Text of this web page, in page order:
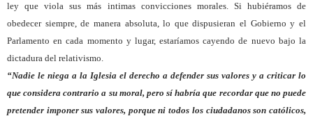
ley que viola sus más intimas convicciones morales. Si hubiéramos de
obedecer siempre, de manera absoluta, lo que dispusieran el Gobierno y el
Parlamento en cada momento y lugar, estaríamos cayendo de nuevo bajo la
dictadura del relativismo.
“Nadie le niega a la Iglesia el derecho a defender sus valores y a criticar lo
que considera contrario a su moral, pero sí habría que recordar que no puede
pretender imponer sus valores, porque ni todos los ciudadanos son católicos,